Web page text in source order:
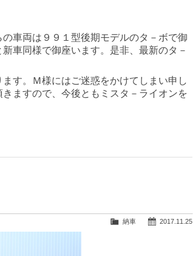
車両は９９１型後期モデルのタ－ボで御
車同様で御座います。是非、最新のタ－
す。Ｍ様にはご迷惑をかけてしまい申し
ますので、今後ともミスタ－ライオンを
2017.11.25
納車